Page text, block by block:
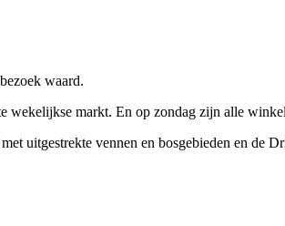
waard.
wekelijkse markt. En op zondag zijn alle
uitgestrekte vennen en bosgebieden en de